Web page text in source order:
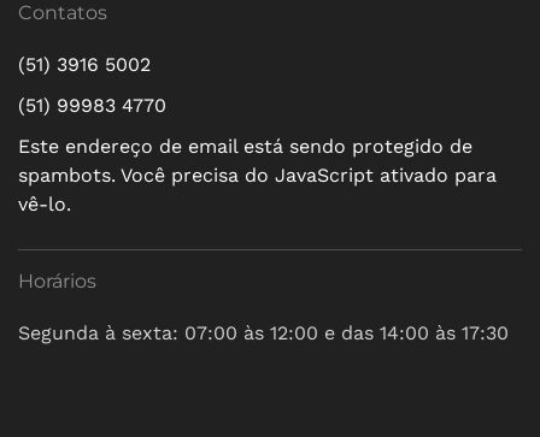
Contatos
(51) 3916 5002
(51) 99983 4770
Este endereço de email está sendo protegido de
spambots. Você precisa do JavaScript ativado para
vê-lo.
Horários
Segunda à sexta: 07:00 às 12:00 e das 14:00 às 17:30